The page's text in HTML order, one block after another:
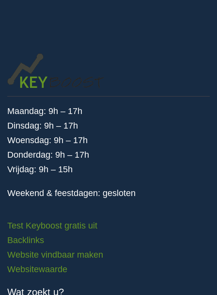
Maandag: 9h – 17h
Dinsdag: 9h – 17h
Woensdag: 9h – 17h
Donderdag: 9h – 17h
Vrijdag: 9h – 15h
Weekend & feestdagen: gesloten
Test Keyboost gratis uit
Backlinks
Website vindbaar maken
Websitewaarde
Wat zoekt u?